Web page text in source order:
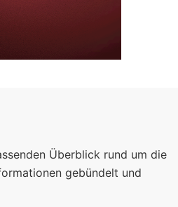
Überblick rund um die
gebündelt und